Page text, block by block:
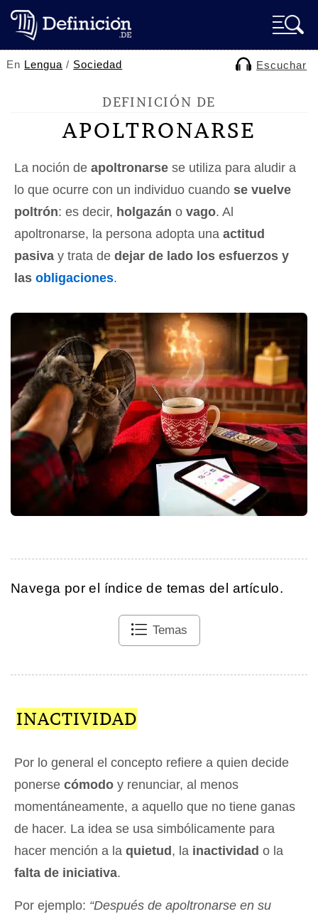
En Lengua / Sociedad Escuchar
DEFINICIÓN DE
APOLTRONARSE
La noción de apoltronarse se utiliza para aludir a
lo que ocurre con un individuo cuando se vuelve
poltrón: es decir, holgazán o vago. Al
apoltronarse, la persona adopta una actitud
pasiva y trata de dejar de lado los esfuerzos y
las obligaciones.
Navega por el índice de temas del artículo.
Temas
INACTIVIDAD
Por lo general el concepto refiere a quien decide
ponerse cómodo y renunciar, al menos
momentáneamente, a aquello que no tiene ganas
de hacer. La idea se usa simbólicamente para
hacer mención a la quietud , la inactividad o la
falta de iniciativa.
Por ejemplo: “Después de apoltronarse en su